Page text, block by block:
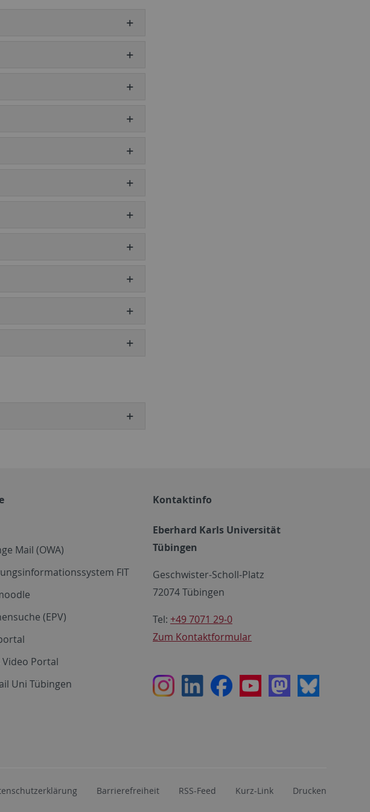
Mail (OWA)
FIT
(EPV)
Portal
Uni Tübingen
Kontaktinfo
Eberhard Karls Universität
Tübingen
Geschwister-Scholl-Platz
72074 Tübingen
Tel: +49 7071 29-0
Zum Kontaktformular
InstagramLinkedInFacebookYoutubeMastodon
Bluesky
Barrierefreiheit RSS-Feed Kurz-Link Drucken